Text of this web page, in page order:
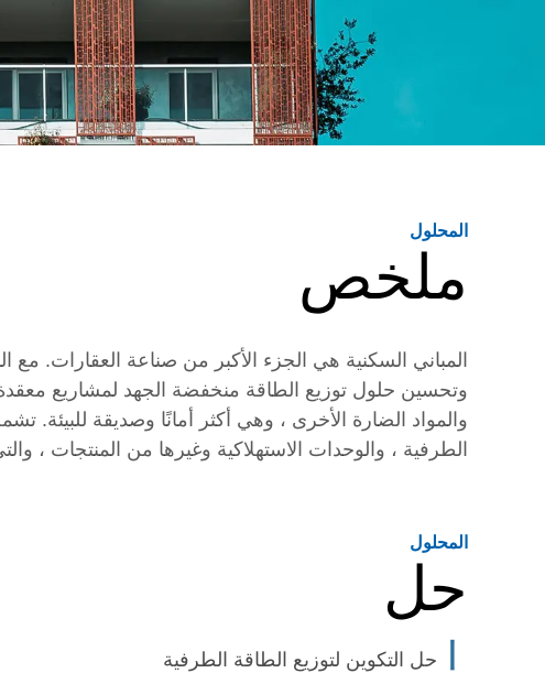
المحلول
ملخص
وتحسين حلول توزيع الطاقة منخفضة الجهد لمشاريع معقدة
والمواد الضارة الأخرى ، وهي أكثر أمانًا وصديقة للبيئة.
الطرفية ، والوحدات الاستهلاكية وغيرها من المنتجات ،
المحلول
حل
حل التكوين لتوزيع الطاقة الطرفية